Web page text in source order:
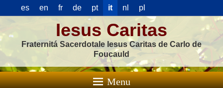
es en fr de pt it nl pl
Iesus Caritas
Fraternitá Sacerdotale Iesus Caritas de Carlo de
Foucauld
Menu